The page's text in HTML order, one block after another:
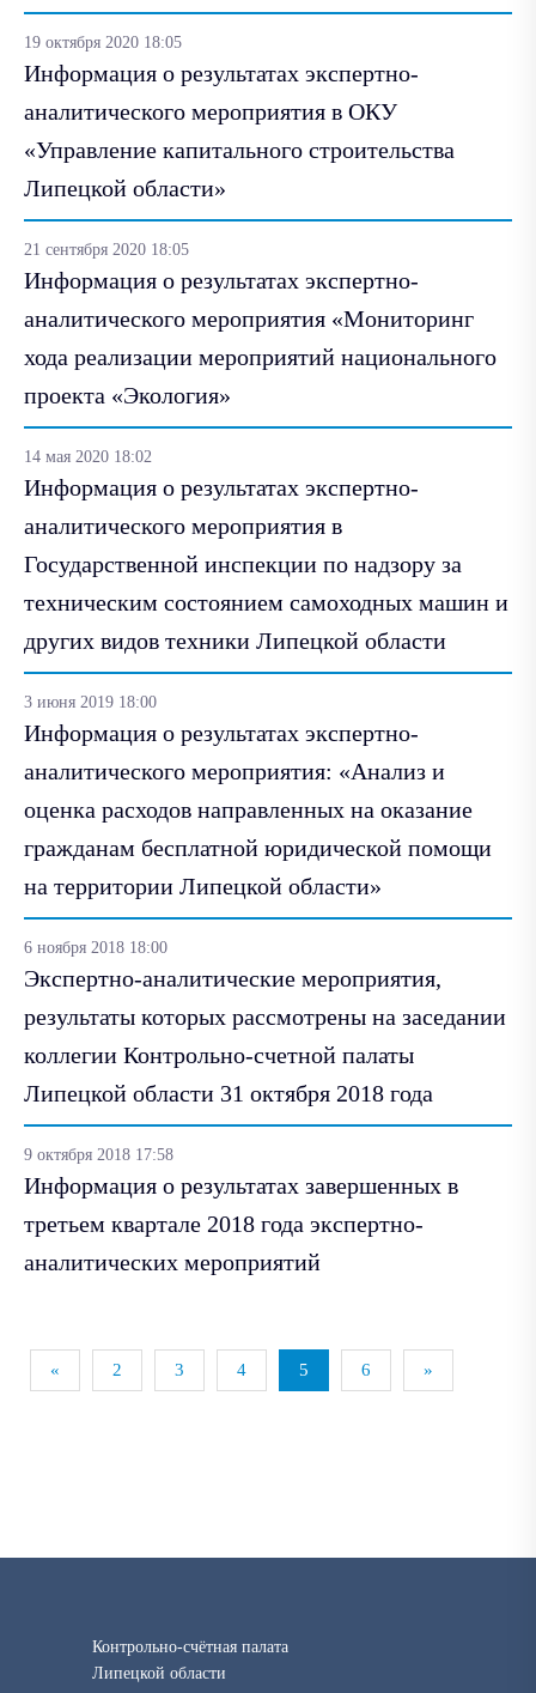
19 октября 2020 18:05
Информация о результатах экспертно-
аналитического мероприятия в ОКУ
«Управление капитального строительства
Липецкой области»
21 сентября 2020 18:05
Информация о результатах экспертно-
аналитического мероприятия «Мониторинг
хода реализации мероприятий национального
проекта «Экология»
14 мая 2020 18:02
Информация о результатах экспертно-
аналитического мероприятия в
Государственной инспекции по надзору за
техническим состоянием самоходных машин и
других видов техники Липецкой области
3 июня 2019 18:00
Информация о результатах экспертно-
аналитического мероприятия: «Анализ и
оценка расходов направленных на оказание
гражданам бесплатной юридической помощи
на территории Липецкой области»
6 ноября 2018 18:00
Экспертно-аналитические мероприятия,
результаты которых рассмотрены на заседании
коллегии Контрольно-счетной палаты
Липецкой области 31 октября 2018 года
9 октября 2018 17:58
Информация о результатах завершенных в
третьем квартале 2018 года экспертно-
аналитических мероприятий
« 2 3 4 5 6 »
Контрольно-счётная палата
Липецкой области